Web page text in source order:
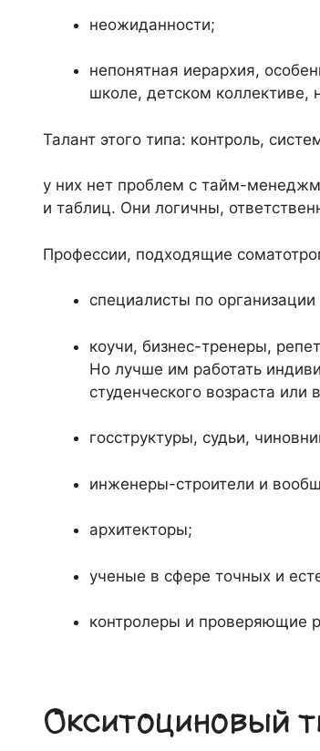
неожиданности;
непонятная иерархия,
школе, детском
Талант этого типа: контроль,
у них нет проблем с тайм-
и таблиц. Они логичны,
Профессии, подходящие
специалисты по
коучи, бизнес-тренеры,
Но лучше им работать
студенческого возраста или
госструктуры, судьи,
инженеры-строители и
архитекторы;
ученые в сфере точных и
контролеры и проверяющие
Окситоциновый